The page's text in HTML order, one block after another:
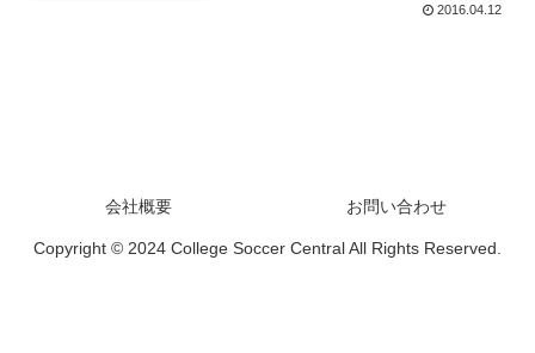
2016.04.12
会社概要 お問い合わせ
Copyright © 2024 College Soccer Central All Rights Reserved.